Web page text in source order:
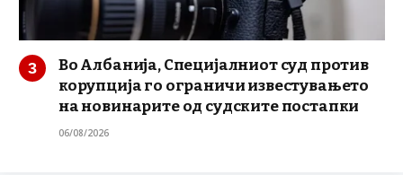
Во Албанија, Специјалниот суд против
корупција го ограничи известувањето
на новинарите од судските постапки
06/08/2026